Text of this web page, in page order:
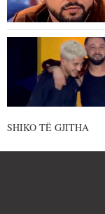
SHIKO TË GJITHA